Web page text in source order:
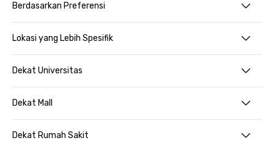
Berdasarkan Preferensi
Lokasi yang Lebih Spesifik
Dekat Universitas
Dekat Mall
Dekat Rumah Sakit